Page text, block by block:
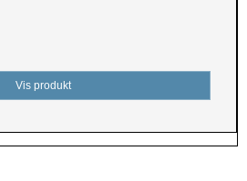
Vis produkt